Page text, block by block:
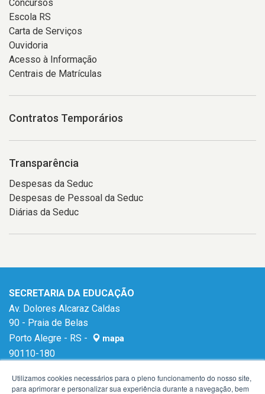
Concursos
Escola RS
Carta de Serviços
Ouvidoria
Acesso à Informação
Centrais de Matrículas
Contratos Temporários
Transparência
Despesas da Seduc
Despesas de Pessoal da Seduc
Diárias da Seduc
SECRETARIA DA EDUCAÇÃO
Av. Dolores Alcaraz Caldas
90 - Praia de Belas
Porto Alegre - RS -
mapa
90110-180
Utilizamos cookies necessários para o pleno funcionamento do nosso site,
para aprimorar e personalizar sua experiência durante a navegação, bem